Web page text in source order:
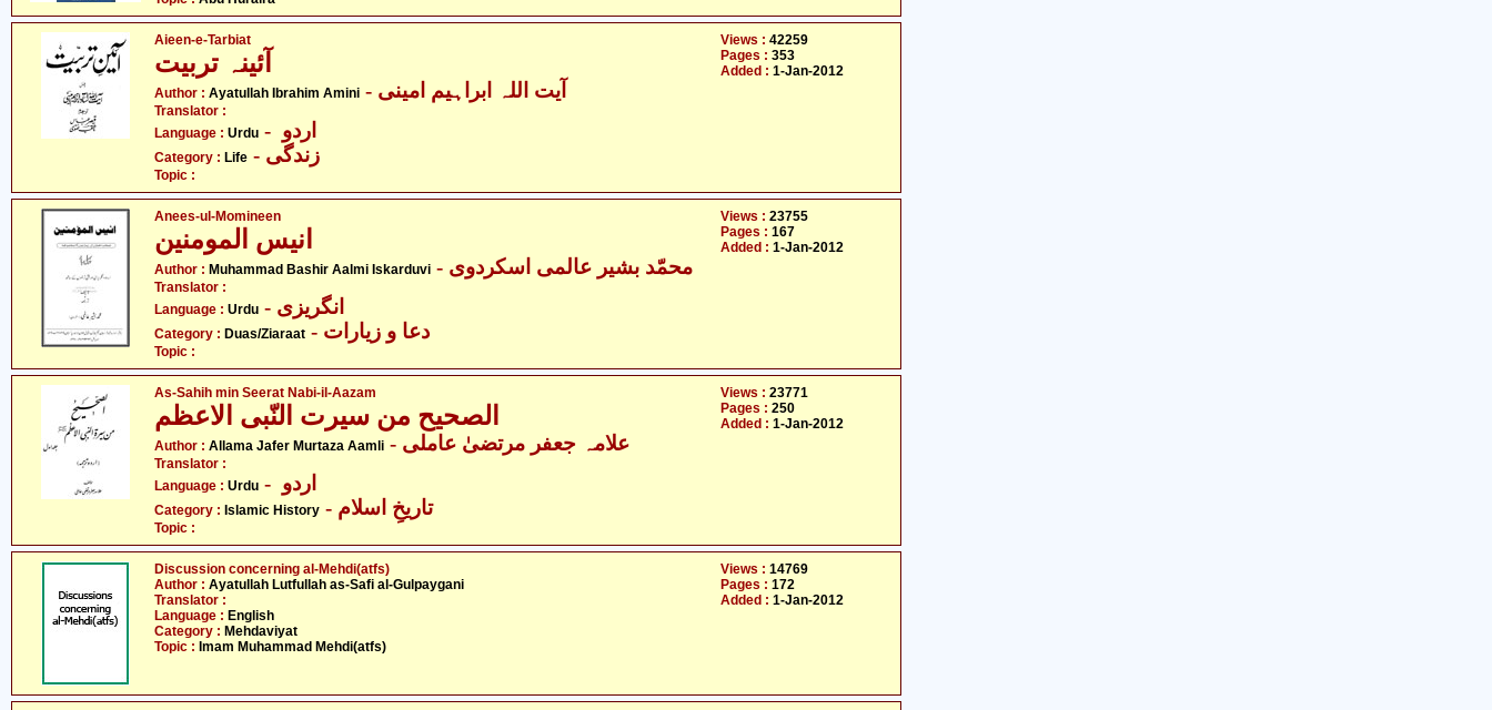
Aieen-e-Tarbiat
آئینہ تربیت
Author : Ayatullah Ibrahim Amini - آیت اللہ ابراہیم امینی
Translator :
Language : Urdu
Category : Life - زندگی
Topic :
Views : 42259
Pages : 353
Added : 1-Jan-2012
Anees-ul-Momineen
انیس المومنین
Author : Muhammad Bashir Aalmi Iskarduvi
Translator :
Language : Urdu - انگریزی
Category : Duas/Ziaraat - دعا و زیارات
Topic :
Views : 23755
Pages : 167
Added : 1-Jan-2012
As-Sahih min Seerat Nabi-il-Aazam
الصحیح من سیرت النّبی الاعظم
Author : Allama Jafer Murtaza Aamli
Translator :
Language : Urdu
Category : Islamic History - تاریخِ اسلام
Topic :
Views : 23771
Pages : 250
Added : 1-Jan-2012
Discussion concerning al-Mehdi(atfs)
Author : Ayatullah Lutfullah as-Safi al-Gulpaygani
Translator :
Language : English
Category : Mehdaviyat
Topic : Imam Muhammad Mehdi(atfs)
Views : 14769
Pages : 172
Added : 1-Jan-2012